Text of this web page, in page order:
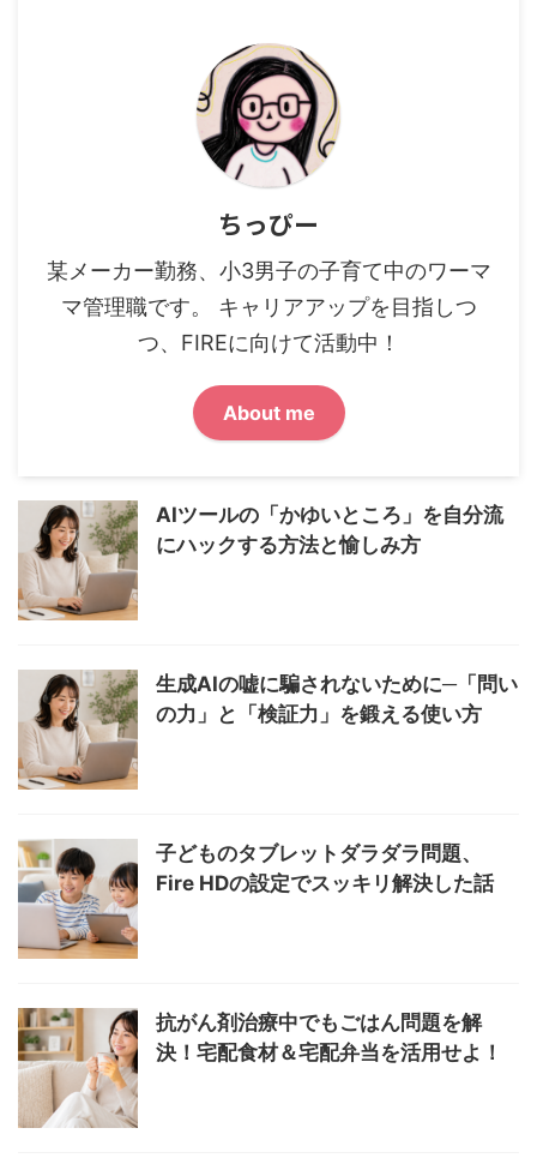
ちっぴー
某メーカー勤務、小3男子の子育て中のワーマ
マ管理職です。 キャリアアップを目指しつ
つ、FIREに向けて活動中！
About me
AIツールの「かゆいところ」を自分流
にハックする方法と愉しみ方
生成AIの嘘に騙されないために─「問い
の力」と「検証力」を鍛える使い方
子どものタブレットダラダラ問題、
Fire HDの設定でスッキリ解決した話
抗がん剤治療中でもごはん問題を解
決！宅配食材＆宅配弁当を活用せよ！